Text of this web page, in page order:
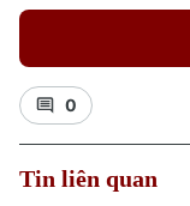
0
Tin liên quan